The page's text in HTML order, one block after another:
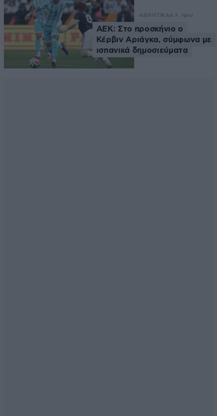
ΑΘΛΗΤΙΚΑ6 λ. πριν
ΑΕΚ: Στο προσκήνιο ο
Κέρβιν Αριάγκα, σύμφωνα με
ισπανικά δημοσιεύματα